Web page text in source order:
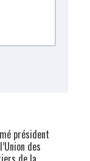
président
des